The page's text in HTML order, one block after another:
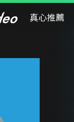
真心推薦